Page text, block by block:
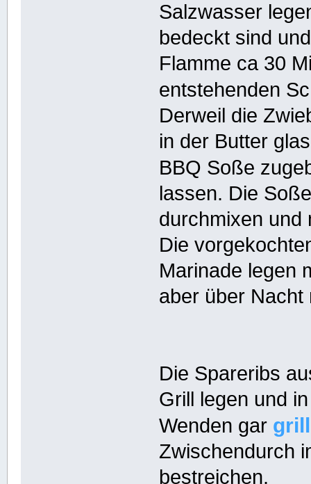
Salzwasser
bedeckt sind
Flamme ca 30
entstehenden
Derweil die
in der Butter
BBQ Soße
lassen. Die
durchmixen und
Die
Marinade legen
aber über Nacht
Die Spareribs
Grill legen und
Wenden gar
Zwischendurch
bestreichen.